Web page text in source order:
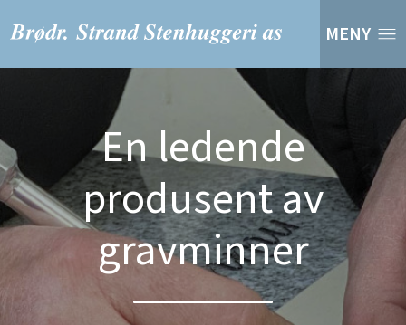
MENY
En ledende
produsent av
gravminner